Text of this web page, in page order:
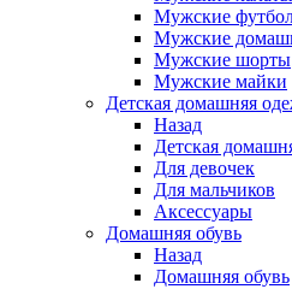
Мужские
Мужские
Мужские шорты
Мужские майки
Детская домашняя
Назад
Детская
Для девочек
Для мальчиков
Аксессуары
Домашняя обувь
Назад
Домашняя обувь